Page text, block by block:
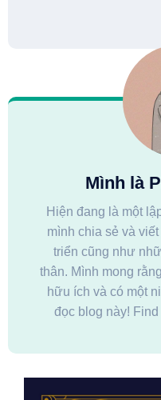
Mình là
Hiện đang là một
mình chia sẻ và
triển cũng như
thân. Mình mong
hữu ích và có một
đọc blog này!